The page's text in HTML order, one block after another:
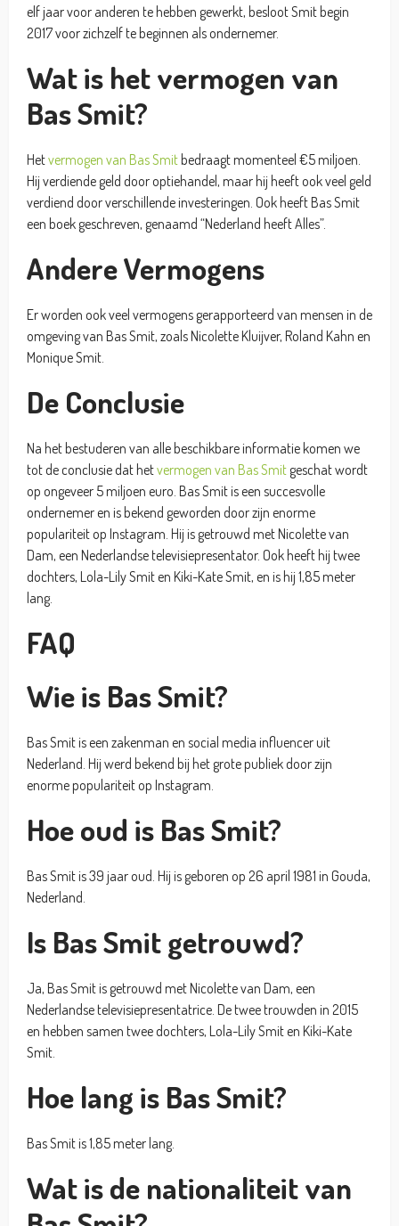
elf jaar voor anderen te hebben gewerkt, besloot Smit begin
2017 voor zichzelf te beginnen als ondernemer.
Wat is het vermogen van
Bas Smit?
Hetvermogen van Bas Smitbedraagt momenteel €5 miljoen.
Hij verdiende geld door optiehandel, maar hij heeft ook veel geld
verdiend door verschillende investeringen. Ook heeft Bas Smit
een boek geschreven, genaamd “Nederland heeft Alles”.
Andere Vermogens
Er worden ook veel vermogens gerapporteerd van mensen in de
omgeving van Bas Smit, zoals Nicolette Kluijver, Roland Kahn en
Monique Smit.
De Conclusie
Na het bestuderen van alle beschikbare informatie komen we
tot de conclusie dat hetvermogen van Bas Smit geschat wordt
op ongeveer 5 miljoen euro. Bas Smit is een succesvolle
ondernemer en is bekend geworden door zijn enorme
populariteit op Instagram. Hij is getrouwd met Nicolette van
Dam, een Nederlandse televisiepresentator. Ook heeft hij twee
dochters, Lola-Lily Smit en Kiki-Kate Smit, en is hij 1,85 meter
lang.
FAQ
Wie is Bas Smit?
Bas Smit is een zakenman en social media influencer uit
Nederland. Hij werd bekend bij het grote publiek door zijn
enorme populariteit op Instagram.
Hoe oud is Bas Smit?
Bas Smit is 39 jaar oud. Hij is geboren op 26 april 1981 in Gouda,
Nederland.
Is Bas Smit getrouwd?
Ja, Bas Smit is getrouwd met Nicolette van Dam, een
Nederlandse televisiepresentatrice. De twee trouwden in 2015
en hebben samen twee dochters, Lola-Lily Smit en Kiki-Kate
Smit.
Hoe lang is Bas Smit?
Bas Smit is 1,85 meter lang.
Wat is de nationaliteit van